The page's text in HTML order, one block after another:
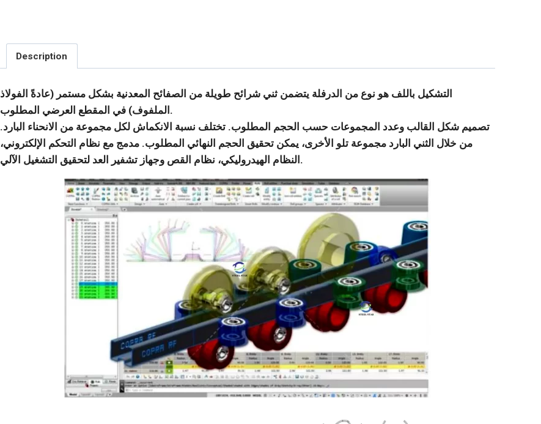
Description
التشكيل باللف هو نوع من الدرفلة يتضمن ثني شرائح طويلة من الصفائح المعدنية بشكل مستمر (عادةً الفولاذ
الملفوف) في المقطع العرضي المطلوب.
تصميم شكل القالب وعدد المجموعات حسب الحجم المطلوب. تختلف نسبة الانكماش لكل مجموعة من الانحناء البارد.
من خلال الثني البارد مجموعة تلو الأخرى، يمكن تحقيق الحجم النهائي المطلوب. مدمج مع نظام التحكم الإلكتروني،
النظام الهيدروليكي، نظام القص وجهاز تشفير العد لتحقيق التشغيل الآلي.